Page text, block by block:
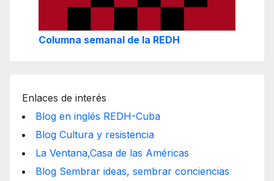
Columna semanal de la REDH
Enlaces de interés
Blog en inglés REDH-Cuba
Blog Cultura y resistencia
La Ventana,Casa de las Américas
Blog Sembrar ideas, sembrar conciencias